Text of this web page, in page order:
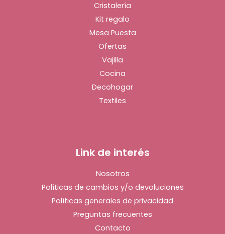
Cristalería
Kit regalo
Mesa Puesta
Ofertas
Vajilla
Cocina
Decohogar
Textiles
Link de interés
Nosotros
Políticas de cambios y/o devoluciones
Políticas generales de privacidad
Preguntas frecuentes
Contacto